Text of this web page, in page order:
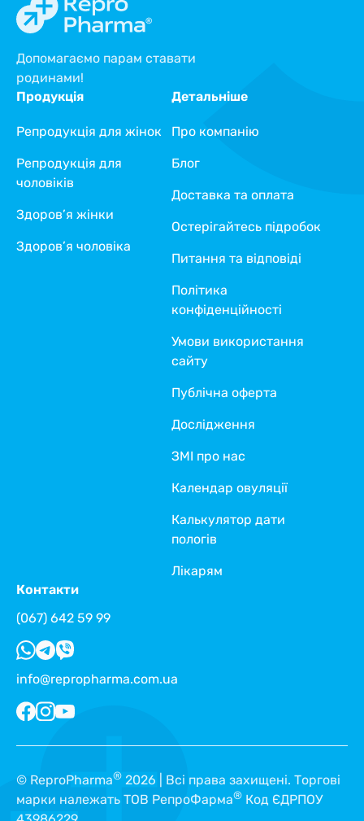
Допомагаємо парам ставати
родинами!
Детальніше
Про компанію
Блог
Доставка та оплата
Остерігайтесь підробок
Питання та відповіді
Політика
конфіденційності
Умови використання
сайту
Публічна оферта
Дослідження
ЗМІ про нас
Календар овуляції
Калькулятор дати
пологів
Лікарям
Продукція
Репродукція для жінок
Репродукція для
чоловіків
Здоров’я жінки
Здоров’я чоловіка
Контакти
(067) 642 59 99
info@repropharma.com.ua
© ReproPharma® 2026 | Всі права захищені. Торгові
марки належать ТОВ РепроФарма® Код ЄДРПОУ